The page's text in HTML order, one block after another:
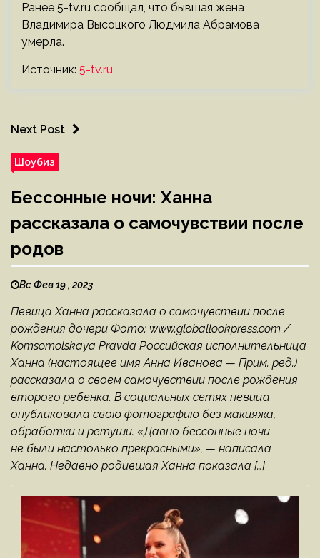
Ранее 5-tv.ru сообщал, что бывшая жена
Владимира Высоцкого Людмила Абрамова
умерла.
Источник: 5-tv.ru
Next Post
Шоубиз
Бессонные ночи: Ханна
рассказала о самочувствии после
родов
Вс Фев 19 , 2023
Певица Ханна рассказала о самочувствии после
рождения дочери Фото: www.globallookpress.com /
Komsomolskaya Pravda Российская исполнительница
Ханна (настоящее имя Анна Иванова — Прим. ред.)
рассказала о своем самочувствии после рождения
второго ребенка. В социальных сетях певица
опубликовала свою фотографию без макияжа,
обработки и ретуши. «Давно бессонные ночи
не были настолько прекрасными», — написала
Ханна. Недавно родившая Ханна показала […]